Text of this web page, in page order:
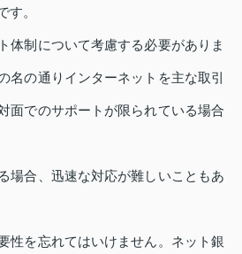
す。
体制について考慮する必要がありま
名の通りインターネットを主な取引
面でのサポートが限られている場合
場合、迅速な対応が難しいこともあ
性を忘れてはいけません。ネット銀